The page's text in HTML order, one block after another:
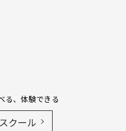
る、体験できる
クール